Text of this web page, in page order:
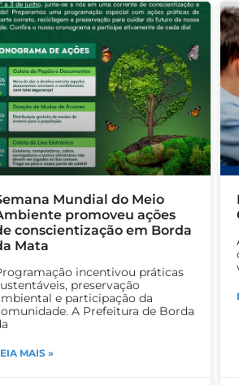
Mundial do Meio
promoveu ações
conscientização em Borda
Mata
incentivou práticas
preservação
e participação da
A Prefeitura de Borda
MAIS »